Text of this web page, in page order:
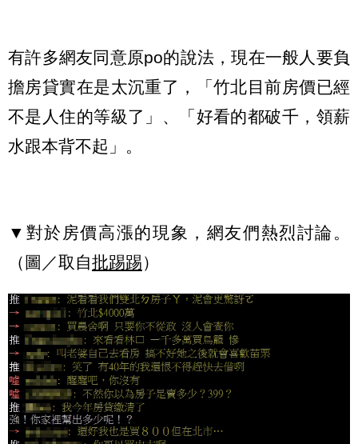
有許多網友同意原po的說法，現在一般人要負
擔房貸實在是太沉重了，「竹北目前房價已經
不是人住的等級了」、「好看的都破千，領薪
水跟本背不起」。
▼對於房價高漲的現象，網友們熱烈討論。
（圖／取自批踢踢）